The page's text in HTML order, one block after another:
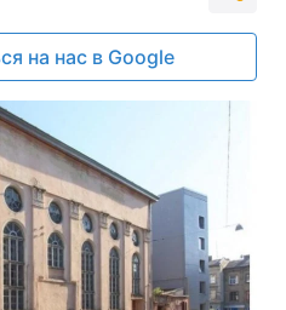
на нас в Google